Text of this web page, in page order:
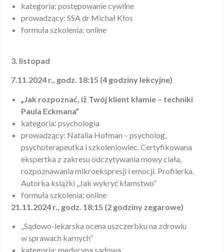
kategoria: postępowanie cywilne
prowadzący: SSA dr Michał Kłos
formuła szkolenia: online
3. listopad
7.11.2024 r., godz. 18:15 (4 godziny lekcyjne)
„Jak rozpoznać, iż Twój klient kłamie – techniki
Paula Eckmana”
kategoria: psychologia
prowadzący: Natalia Hofman – psycholog,
psychoterapeutka i szkoleniowiec. Certyfikowana
ekspertka z zakresu odczytywania mowy ciała,
rozpoznawania mikroekspresji i emocji. Profilerka.
Autorka książki „Jak wykryć kłamstwo”
formuła szkolenia: online
21.11.2024 r., godz. 18:15 (2 godziny zegarowe)
„Sądowo-lekarska ocena uszczerbku na zdrowiu
w sprawach karnych”
kategoria: medycyna sądowa